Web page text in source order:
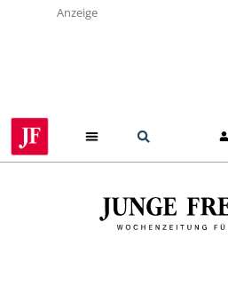
Anzeige